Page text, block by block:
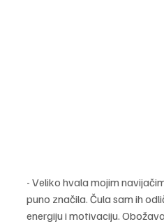
- Veliko hvala mojim
puno značila. Čula sam ih
energiju i motivaciju.